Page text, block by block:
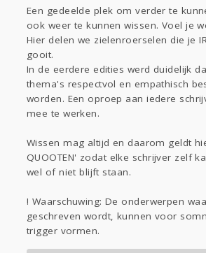
Sport Contact Viva
Gevraagd
Horen
Lezen
Een gedeelde plek om verder te
ook weer te kunnen wissen. Voel je
Hier delen we zielenroerselen die je
gooit.
In de eerdere edities werd duidelijk
thema's respectvol en empathisch
worden. Een oproep aan iedere
mee te werken.
Wissen mag altijd en daarom geldt
QUOOTEN' zodat elke schrijver zelf
wel of niet blijft staan.
! Waarschuwing: De onderwerpen
geschreven wordt, kunnen voor
trigger vormen.